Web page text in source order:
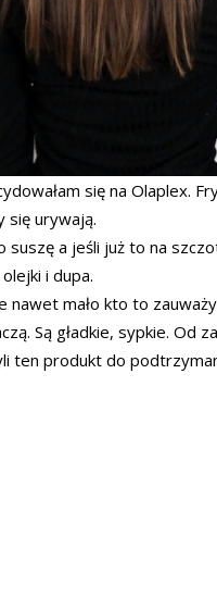
się na Olaplex.
się urywają.
a jeśli już to na
i dupa.
nawet mało kto to
Są gładkie, sypkie. Od
ten produkt do